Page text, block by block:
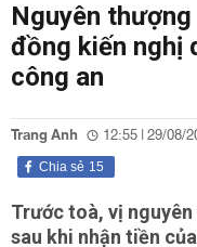
Nguyên
đồng kiến nghị
công an
Trang Anh 12:55 | 29/08/
15
Chia sẻ
Trước toà, vị
sau khi nhận tiền